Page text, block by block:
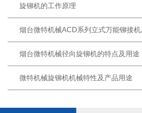
旋铆机的工作原理
烟台微特机械ACD系列立式万能铆接
烟台微特机械径向旋铆机的特点及用途
微特机械旋铆机机械特性及产品用途